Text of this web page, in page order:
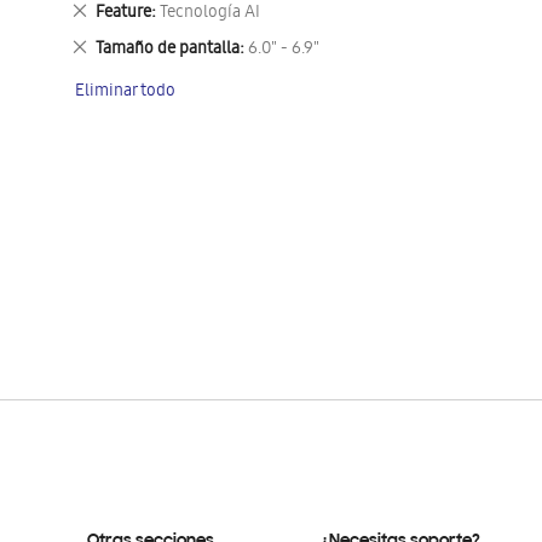
Feature Tecnología AI
Eliminar
este
artículo
Tamaño de pantalla 6.0" - 6.9"
Eliminar
artículo
Eliminar todo